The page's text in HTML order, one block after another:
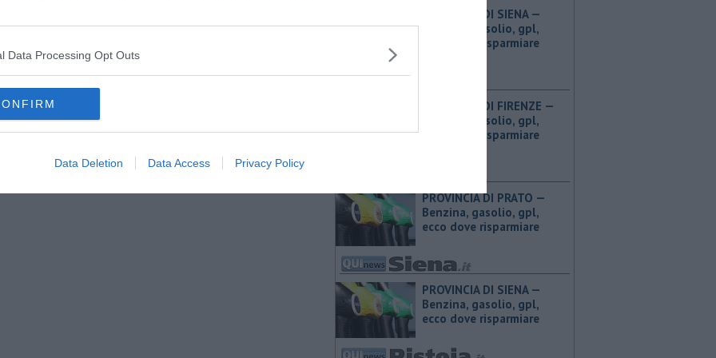
Data Processing Opt Outs
Data Deletion Data Access Privacy Policy
PROVINCIA DI SIENA — ​
Benzina, gasolio, gpl,
ecco dove risparmiare
PROVINCIA DI FIRENZE — ​
Benzina, gasolio, gpl,
ecco dove risparmiare
PROVINCIA DI PRATO — ​
Benzina, gasolio, gpl,
ecco dove risparmiare
PROVINCIA DI SIENA — ​
Benzina, gasolio, gpl,
ecco dove risparmiare